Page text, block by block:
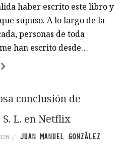
haber escrito este libro y
supuso. A lo largo de la
personas de toda
han escrito desde…
conclusión de
L. en Netflix
/ JUAN MANUEL GONZÁLEZ